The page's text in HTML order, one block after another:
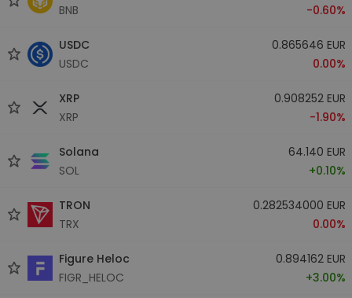
BNB
-0.60%
USDC
USDC
0.865646 EUR
0.00%
XRP
XRP
0.908252 EUR
-1.90%
Solana
SOL
64.140 EUR
+0.10%
TRON
TRX
0.282534000 EUR
0.00%
Figure Heloc
FIGR_HELOC
0.894162 EUR
+3.00%